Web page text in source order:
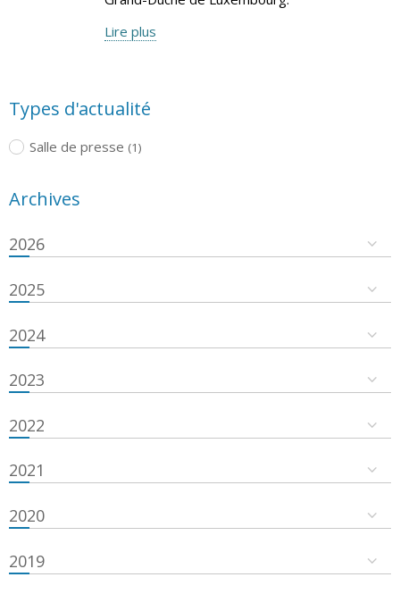
Lire plus
Types d'actualité
Salle de presse (1)
Archives
2026
2025
2024
2023
2022
2021
2020
2019